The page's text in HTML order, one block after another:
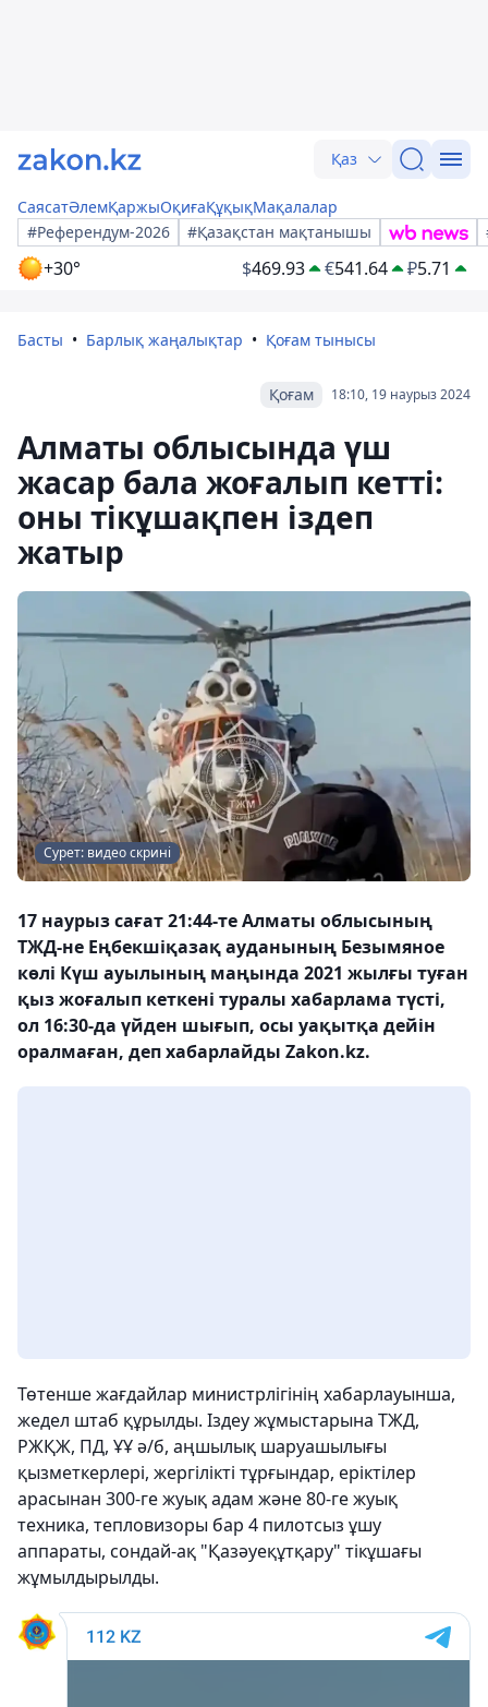
Қаз
СаясатӘлемҚаржыОқиғаҚұқықМақалалар
#Референдум-2026
#Қазақстан мақтанышы
+30° $469.93 €541.64 ₽5.71
Басты Барлық жаңалықтар Қоғам тынысы
18:10, 19 наурыз 2024
Қоғам
Алматы облысында үш
жасар бала жоғалып кетті:
оны тікұшақпен іздеп
жатыр
Сурет: видео скрині
17 наурыз сағат 21:44-те Алматы облысының
ТЖД-не Еңбекшіқазақ ауданының Безымяное
көлі Күш ауылының маңында 2021 жылғы туған
қыз жоғалып кеткені туралы хабарлама түсті,
ол 16:30-да үйден шығып, осы уақытқа дейін
оралмаған, деп хабарлайды Zakon.kz.
Төтенше жағдайлар министрлігінің хабарлауынша,
жедел штаб құрылды. Іздеу жұмыстарына ТЖД,
РЖҚЖ, ПД, ҰҰ ә/б, аңшылық шаруашылығы
қызметкерлері, жергілікті тұрғындар, еріктілер
арасынан 300-ге жуық адам және 80-ге жуық
техника, тепловизоры бар 4 пилотсыз ұшу
аппараты, сондай-ақ "Қазәуеқұтқару" тікұшағы
жұмылдырылды.